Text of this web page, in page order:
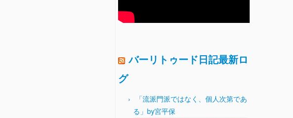
バーリトゥード日記最新ロ
グ
「流派門派ではなく、個人次第であ
る」by宮平保